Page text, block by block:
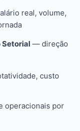
real, volume,
Setorial — direção
custo
operacionais por